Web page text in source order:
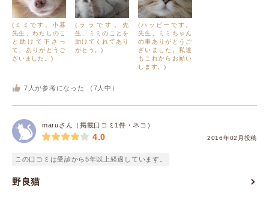
(ミミです。小暮
先生、わたしのこ
と助けて下さっ
て、ありがとうご
ざいました。)
(ララです。先
生、ミミのことを
助けてくれてあり
がとう。)
(ハッピーです。
先生、ミミちゃん
の事ありがとうご
ざいました。私達
もこれからお願い
します。)
7 人が参考になった （ 7 人中）
maruさん（掲載口コミ1件・ネコ）
2016年02月投稿
4.0
この口コミは受診から5年以上経過しています。
野良猫